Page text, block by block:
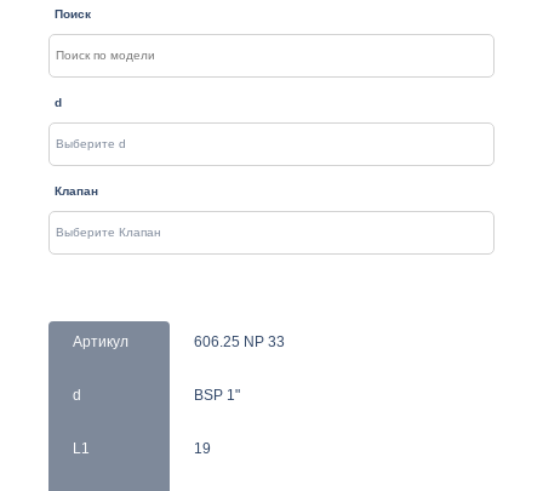
Поиск
d
Клапан
Артикул
d
L1
606.25 NP 33
BSP 1"
19